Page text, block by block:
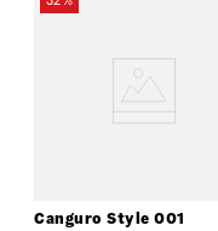
Canguro Style 001